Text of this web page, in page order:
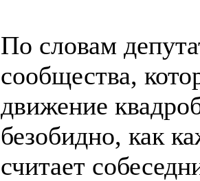
По словам
сообщества,
движение
безобидно, как
считает